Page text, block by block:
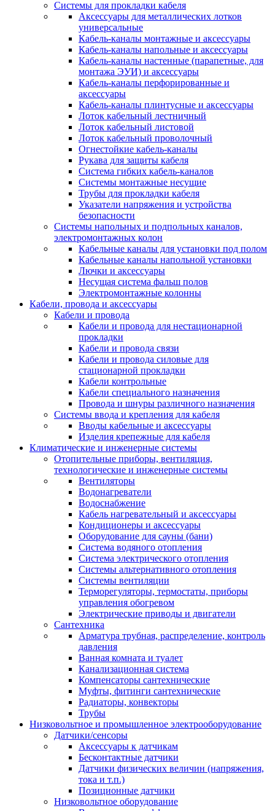
Системы для прокладки кабеля
Аксессуары для металлических лотков
универсальные
Кабель-каналы монтажные и аксессуары
Кабель-каналы напольные и аксессуары
Кабель-каналы настенные (парапетные, для
монтажа ЭУИ) и аксессуары
Кабель-каналы перфорированные и
аксессуары
Кабель-каналы плинтусные и аксессуары
Лоток кабельный лестничный
Лоток кабельный листовой
Лоток кабельный проволочный
Огнестойкие кабель-каналы
Рукава для защиты кабеля
Система гибких кабель-каналов
Системы монтажные несущие
Трубы для прокладки кабеля
Указатели напряжения и устройства
безопасности
Системы напольных и подпольных каналов,
электромонтажных колон
Кабельные каналы для установки под полом
Кабельные каналы напольной установки
Лючки и аксессуары
Несущая система фальш полов
Электромонтажные колонны
Кабели, провода и аксессуары
Кабели и провода
Кабели и провода для нестационарной
прокладки
Кабели и провода связи
Кабели и провода силовые для
стационарной прокладки
Кабели контрольные
Кабели специального назначения
Провода и шнуры различного назначения
Системы ввода и крепления для кабеля
Вводы кабельные и аксессуары
Изделия крепежные для кабеля
Климатические и инженерные системы
Отопительные приборы, вентиляция,
технологические и инженерные системы
Вентиляторы
Водонагреватели
Водоснабжение
Кабель нагревательный и аксессуары
Кондиционеры и аксессуары
Оборудование для сауны (бани)
Система водяного отопления
Система электрического отопления
Системы альтернативного отопления
Системы вентиляции
Терморегуляторы, термостаты, приборы
управления обогревом
Электрические приводы и двигатели
Сантехника
Арматура трубная, распределение, контроль
давления
Ванная комната и туалет
Канализационная система
Компенсаторы сантехнические
Муфты, фитинги сантехнические
Радиаторы, конвекторы
Трубы
Низковольтное и промышленное электрооборудование
Датчики/сенсоры
Аксессуары к датчикам
Бесконтактные датчики
Датчики физических величин (напряжения,
тока и т.п.)
Позиционные датчики
Низковольтное оборудование